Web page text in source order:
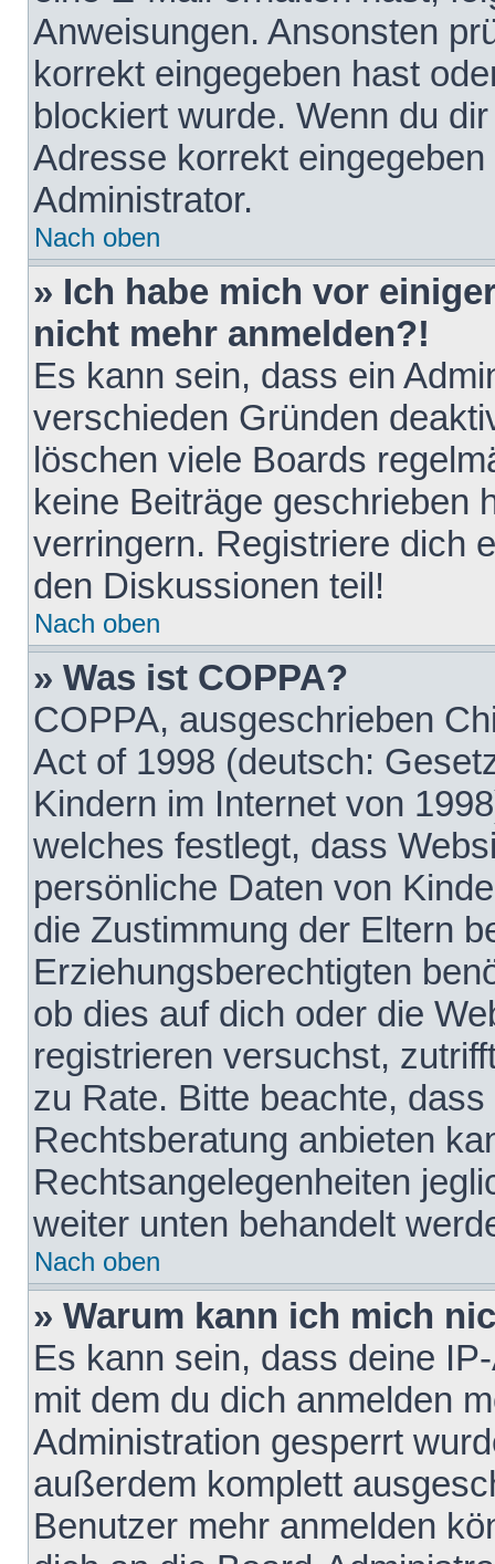
Anweisungen. Ansonsten
korrekt eingegeben hast
blockiert wurde. Wenn du
Adresse korrekt
Administrator.
Nach oben
» Ich habe mich vor
nicht mehr anmelden?!
Es kann sein, dass ein
verschieden Gründen
löschen viele Boards
keine Beiträge geschrieben
verringern. Registriere dich
den Diskussionen teil!
Nach oben
» Was ist COPPA?
COPPA, ausgeschrieben
Act of 1998 (deutsch:
Kindern im Internet von
welches festlegt, dass
persönliche Daten von
die Zustimmung der Eltern
Erziehungsberechtigten
ob dies auf dich oder die
registrieren versuchst,
zu Rate. Bitte beachte,
Rechtsberatung anbieten
Rechtsangelegenheiten
weiter unten behandelt
Nach oben
» Warum kann ich mich
Es kann sein, dass deine
mit dem du dich anmelden
Administration gesperrt
außerdem komplett
Benutzer mehr anmelden